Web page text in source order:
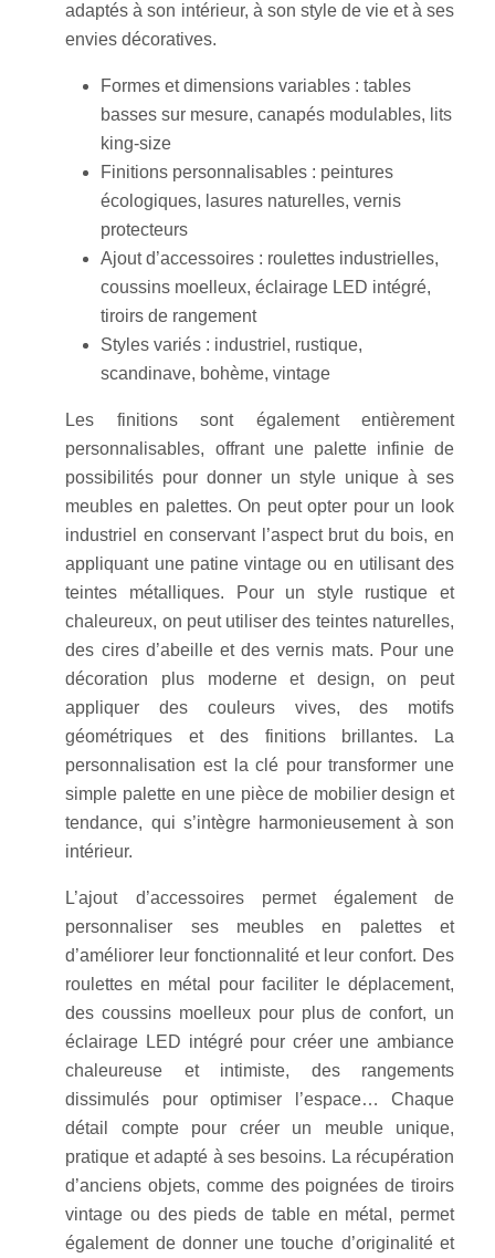
adaptés à son intérieur, à son style de vie et à ses
envies décoratives.
Formes et dimensions variables : tables
basses sur mesure, canapés modulables, lits
king-size
Finitions personnalisables : peintures
écologiques, lasures naturelles, vernis
protecteurs
Ajout d’accessoires : roulettes industrielles,
coussins moelleux, éclairage LED intégré,
tiroirs de rangement
Styles variés : industriel, rustique,
scandinave, bohème, vintage
Les finitions sont également entièrement
personnalisables, offrant une palette infinie de
possibilités pour donner un style unique à ses
meubles en palettes. On peut opter pour un look
industriel en conservant l’aspect brut du bois, en
appliquant une patine vintage ou en utilisant des
teintes métalliques. Pour un style rustique et
chaleureux, on peut utiliser des teintes naturelles,
des cires d’abeille et des vernis mats. Pour une
décoration plus moderne et design, on peut
appliquer des couleurs vives, des motifs
géométriques et des finitions brillantes. La
personnalisation est la clé pour transformer une
simple palette en une pièce de mobilier design et
tendance, qui s’intègre harmonieusement à son
intérieur.
L’ajout d’accessoires permet également de
personnaliser ses meubles en palettes et
d’améliorer leur fonctionnalité et leur confort. Des
roulettes en métal pour faciliter le déplacement,
des coussins moelleux pour plus de confort, un
éclairage LED intégré pour créer une ambiance
chaleureuse et intimiste, des rangements
dissimulés pour optimiser l’espace… Chaque
détail compte pour créer un meuble unique,
pratique et adapté à ses besoins. La récupération
d’anciens objets, comme des poignées de tiroirs
vintage ou des pieds de table en métal, permet
également de donner une touche d’originalité et